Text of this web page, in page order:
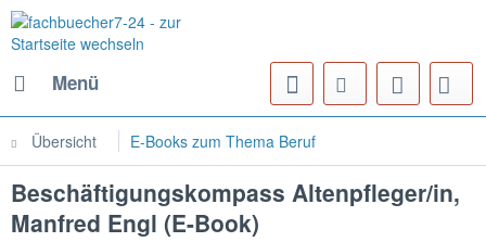
Menü
Übersicht E-Books zum Thema Beruf
Beschäftigungskompass Altenpfleger/in,
Manfred Engl (E-Book)